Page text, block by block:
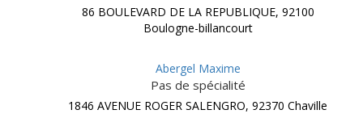
86 BOULEVARD DE LA REPUBLIQUE, 92100
Boulogne-billancourt
Abergel Maxime
Pas de spécialité
1846 AVENUE ROGER SALENGRO, 92370 Chaville